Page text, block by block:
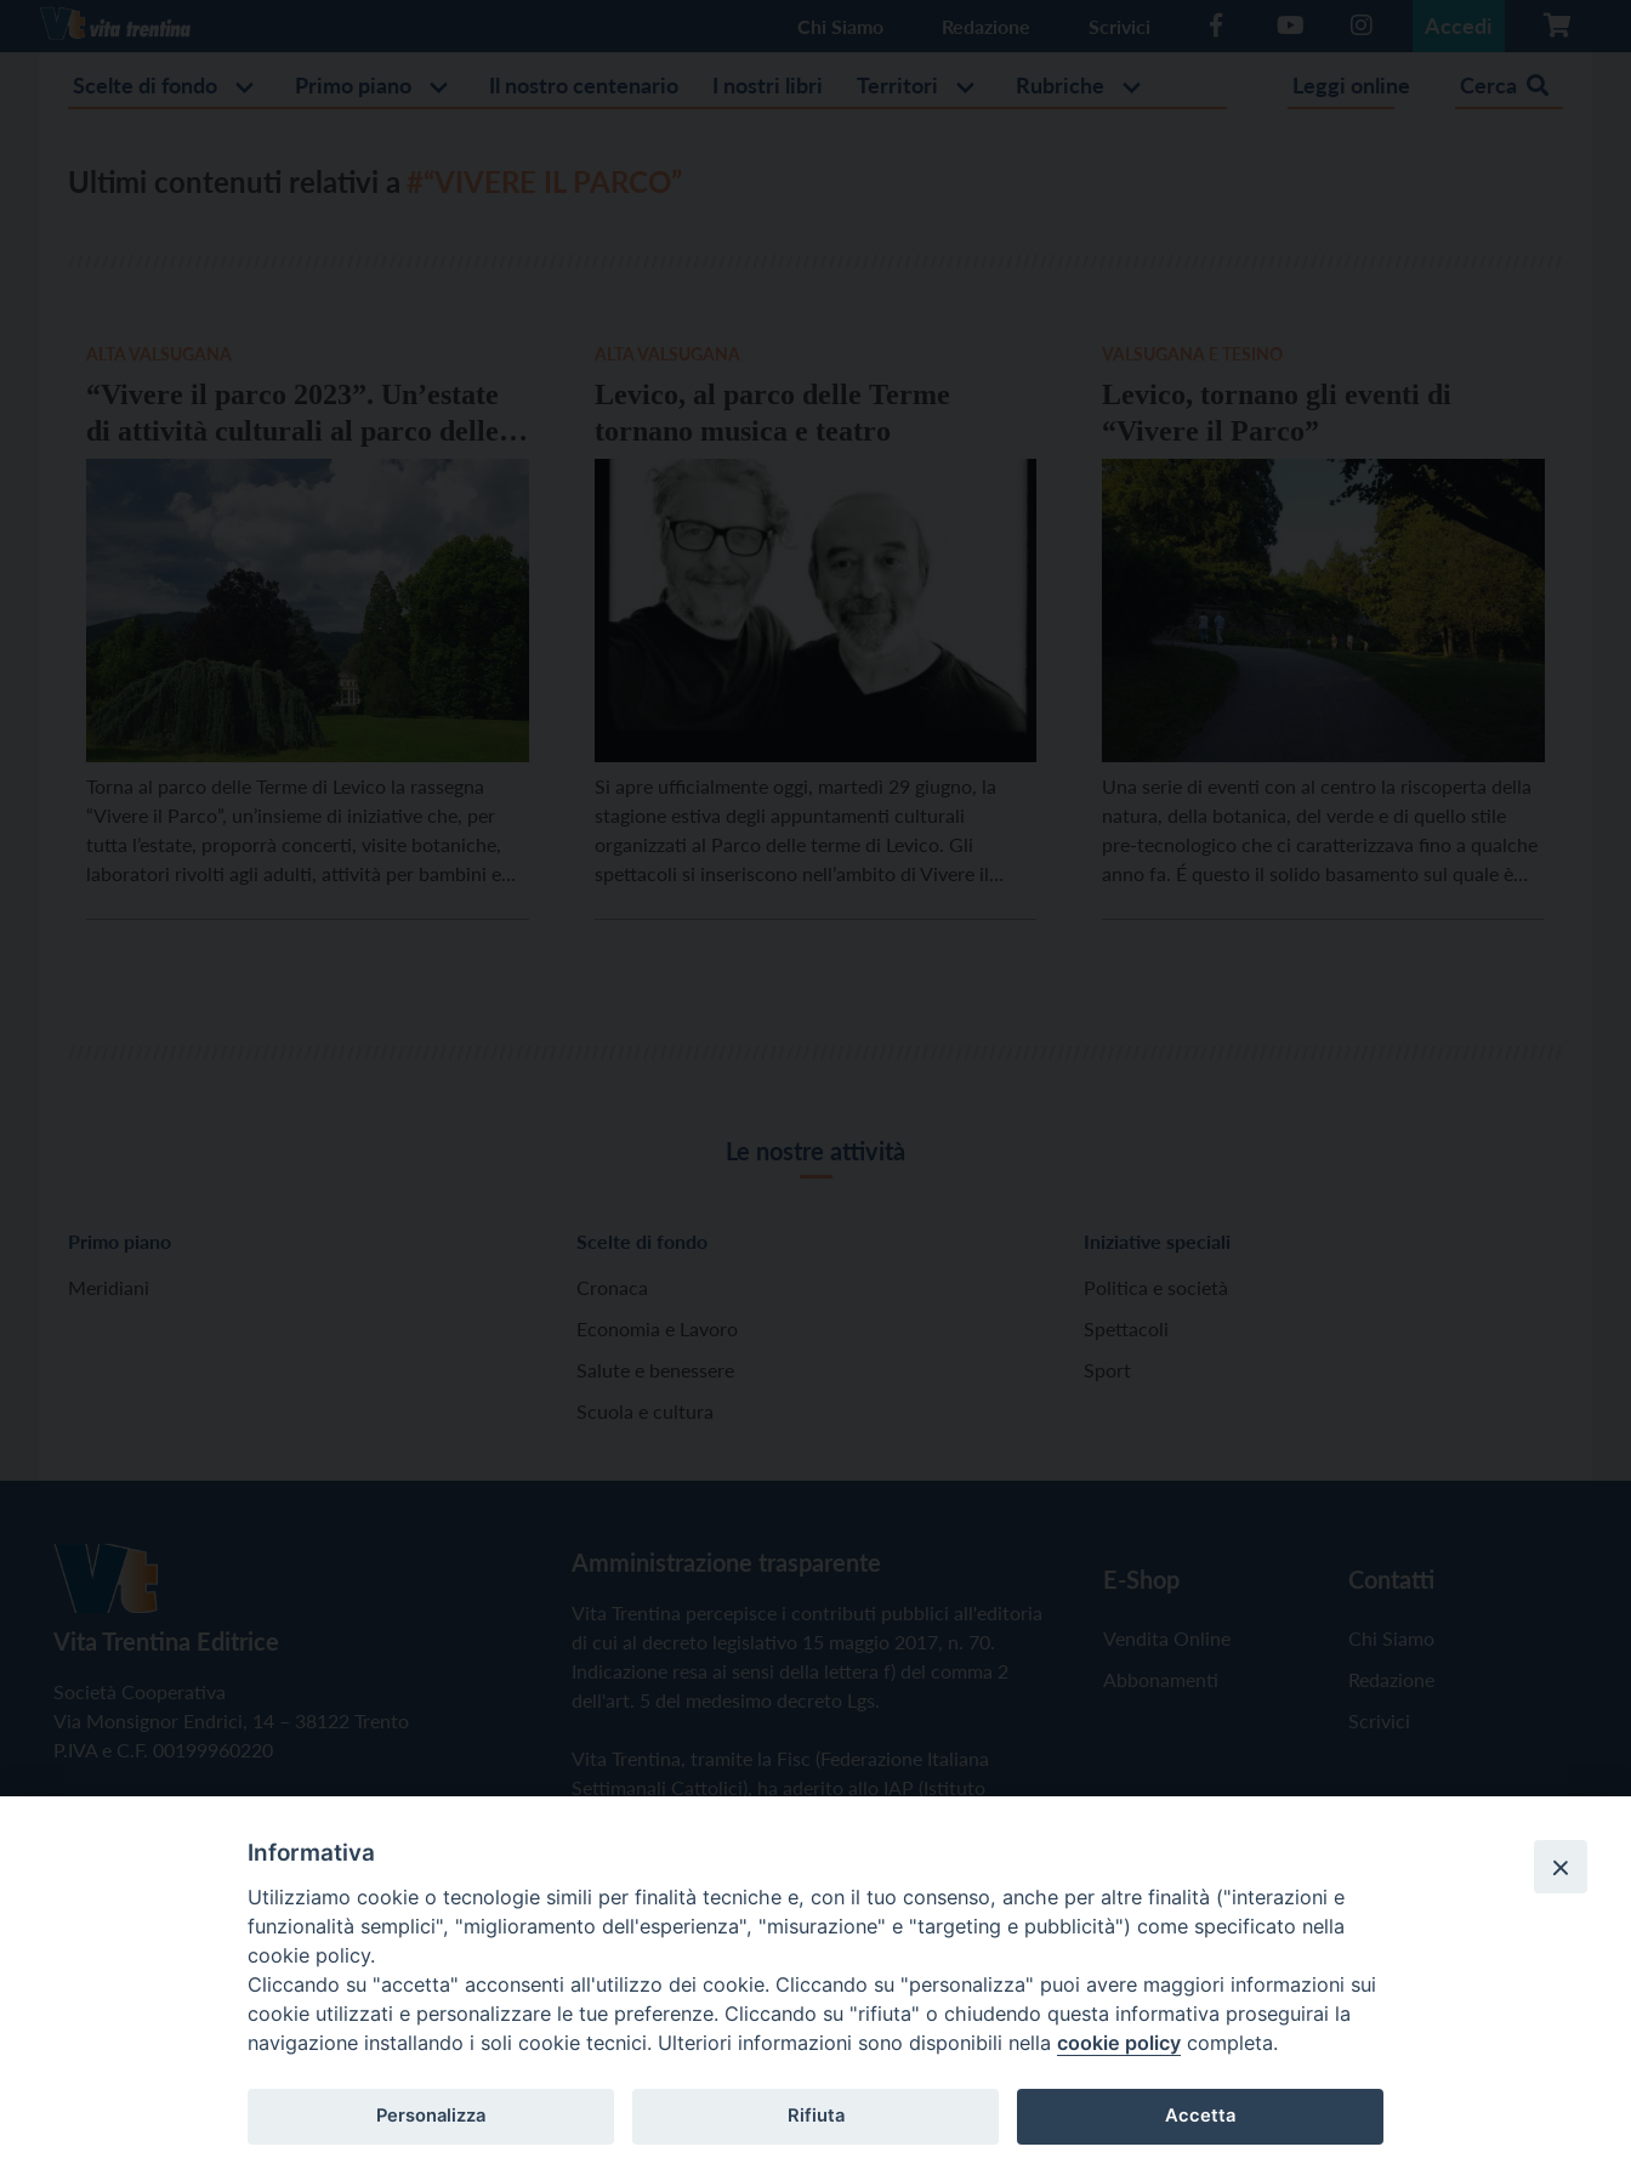
Chi Siamo Redazione Scrivici Accedi
Scelte di fondo Primo piano Il nostro centenario I nostri libri Territori Rubriche Leggi online Cerca
Ultimi contenuti relativi a
“Vivere il parco 2023”. Un’estate
di attività culturali al parco delle
Torna al parco delle Terme di Levico la rassegna
“Vivere il Parco”, un’insieme di iniziative che, per
tutta l’estate, proporrà concerti, visite botaniche,
laboratori rivolti agli adulti, attività per bambini e
Levico, al parco delle Terme
tornano musica e teatro
Si apre ufficialmente oggi, martedì 29 giugno, la
stagione estiva degli appuntamenti culturali
organizzati al Parco delle terme di Levico. Gli
spettacoli si inseriscono nell’ambito di Vivere il
Levico, tornano gli eventi di
“Vivere il Parco”
Una serie di eventi con al centro la riscoperta della
natura, della botanica, del verde e di quello stile
pre-tecnologico che ci caratterizzava fino a qualche
anno fa. É questo il solido basamento sul quale è
Le nostre attività
Primo piano
Meridiani
Scelte di fondo
Cronaca
Economia e Lavoro
Salute e benessere
Scuola e cultura
Iniziative speciali
Politica e società
Spettacoli
Sport
Vita Trentina Editrice
Società Cooperativa
Via Monsignor Endrici, 14 – 38122 Trento
P.IVA e C.F. 00199960220
Amministrazione trasparente
Vita Trentina percepisce i contributi pubblici all'editoria
di cui al decreto legislativo 15 maggio 2017, n. 70.
Indicazione resa ai sensi della lettera f) del comma 2
dell'art. 5 del medesimo decreto Lgs.
Vita Trentina, tramite la Fisc (Federazione Italiana
Settimanali Cattolici), ha aderito allo IAP (Istituto
Privacy Policy Cookie Policy
E-Shop
Vendita Online
Abbonamenti
Contatti
Chi Siamo
Redazione
Scrivici
Copyright © 2019 - Tutti i diritti riservati - Vita Trentina Editrice
Informativa
Utilizziamo cookie o tecnologie simili per finalità tecniche e, con il tuo consenso, anche per altre finalità ("interazioni e
funzionalità semplici", "miglioramento dell'esperienza", "misurazione" e "targeting e pubblicità") come specificato nella
cookie policy.
Cliccando su "accetta" acconsenti all'utilizzo dei cookie. Cliccando su "personalizza" puoi avere maggiori informazioni sui
cookie utilizzati e personalizzare le tue preferenze. Cliccando su "rifiuta" o chiudendo questa informativa proseguirai la
navigazione installando i soli cookie tecnici. Ulteriori informazioni sono disponibili nella cookie policy completa.
Personalizza Rifiuta Accetta